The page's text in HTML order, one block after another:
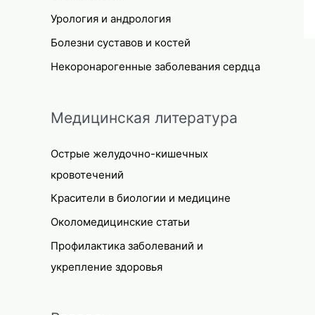
Урология и андрология
Болезни суставов и костей
Некоронарогенные заболевания сердца
Медицинская литература
Острые желудочно-кишечных
кровотечений
Красители в биологии и медицине
Околомедицинские статьи
Профилактика заболеваний и
укрепление здоровья